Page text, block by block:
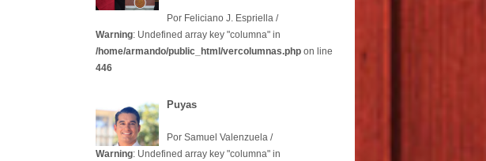
Por Feliciano J. Espriella /
Warning: Undefined array key "columna" in
/home/armando/public_html/vercolumnas.php on line
446
Puyas
Por Samuel Valenzuela /
Warning: Undefined array key "columna" in